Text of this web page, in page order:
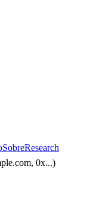
SobreResearch
0x...)